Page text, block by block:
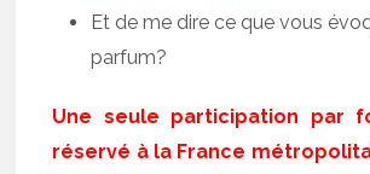
Et de me dire ce que vous
parfum?
Une seule participation par
réservé à la France